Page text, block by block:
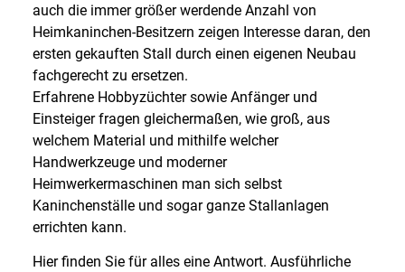
auch die immer größer werdende Anzahl von
Heimkaninchen-Besitzern zeigen Interesse daran, den
ersten gekauften Stall durch einen eigenen Neubau
fachgerecht zu ersetzen.
Erfahrene Hobbyzüchter sowie Anfänger und
Einsteiger fragen gleichermaßen, wie groß, aus
welchem Material und mithilfe welcher
Handwerkzeuge und moderner
Heimwerkermaschinen man sich selbst
Kaninchenställe und sogar ganze Stallanlagen
errichten kann.
Hier finden Sie für alles eine Antwort. Ausführliche